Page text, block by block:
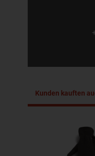
Kunden kauften